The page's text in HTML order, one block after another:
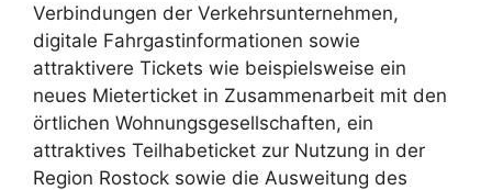
Verbindungen der Verkehrsunternehmen,
digitale Fahrgastinformationen sowie
attraktivere Tickets wie beispielsweise ein
neues Mieterticket in Zusammenarbeit mit den
örtlichen Wohnungsgesellschaften, ein
attraktives Teilhabeticket zur Nutzung in der
Region Rostock sowie die Ausweitung des